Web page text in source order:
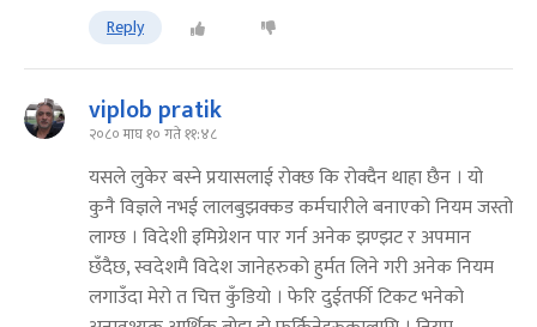
Reply
viplob pratik
२०८० माघ १० गते ११:४८
यसले लुकेर बस्ने प्रयासलाई रोक्छ कि रोक्दैन थाहा छैन । यो
कुनै विज्ञले नभई लालबुझक्कड कर्मचारीले बनाएको नियम जस्तो
लाग्छ । विदेशी इमिग्रेशन पार गर्न अनेक झण्झट र अपमान
छँदैछ, स्वदेशमै विदेश जानेहरुको हुर्मत लिने गरी अनेक नियम
लगाउँदा मेरो त चित्त कुँडियो । फेरि दुईतर्फी टिकट भनेको